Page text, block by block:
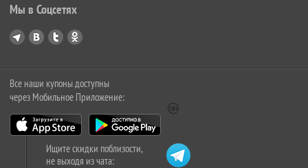
Мы в Соцсетях
Все наши купоны доступны
через Мобильное Приложение:
Ищите скидки поблизости,
не выходя из чата: